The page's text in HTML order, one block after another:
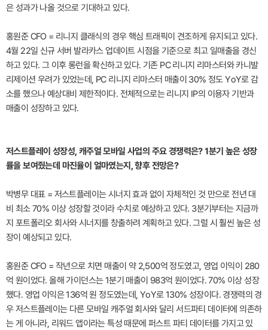
은 성과가 나올 것으로 기대하고 있다.
홍원준 CFO = 리니지 클래식의 경우 핵심 트래픽이 견조하게 유지되고 있다.
4월 22일 신규 서버 발라카스 업데이트 시점을 기준으로 최고 일매출을 경신
하고 있다. 그 이후 롱런을 확신하고 있다. 기존 PC 리니지 리마스터와 카니발
리제이션 우려가 있었는데, PC 리니지 리마스터 매출이 30% 정도 YoY로 감
소를 했으나 예상대비 제한적이다. 전체적으로는 리니지 IP의 이용자 기반과
매출이 성장하고 있다.
저스트플레이 성장성, 캐주얼 모바일 사업의 주요 경쟁력은? 1분기 높은 성장
률을 보여줬는데 마진율이 얼마였는지, 향후 전망은?
박병무 대표 = 저스트플레이는 시너지 효과 없이 자체적인 것 만으로 전년 대
비 최소 70% 이상 성장할 것이라 수치로 예상하고 있다. 3분기부터는 지금까
지 포트폴리오 회사와 시너지를 창출하려 계획하고 있다. 그럴 시 훨씬 높은 성
장이 예상되고 있다.
홍원준 CFO = 작년으로 치면 매출이 약 2,500억 정도였고, 영업 이익이 280
억 원이었다. 올해 가이던스는 1분기 매출이 983억 원이었다. 70% 이상 성장
했다. 영업 이익은 136억 원 정도였는데, YoY로 130% 성장이다. 경쟁력의 경
우 저스트플레이는 다른 모바일 캐주얼 회사와 달리 서드파티 데이터에 의존하
는 게 아니라, 리워드 앱이라는 특성 때문에 퍼스트 파티 데이터를 가지고 있